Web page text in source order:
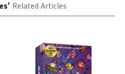
Related Articles